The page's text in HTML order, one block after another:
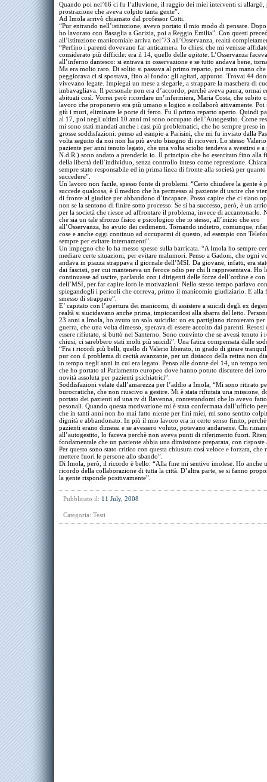
Quando poi nel’66 ci fu l’alluvione, il raggio dei miei interventi si allargò,
prostrazione che aveva colpito tanta gente”.
Ad Imola arrivò chiamato dal professor Cotti.
“Pur entrando nell’istituzione, avevo portato il mio modo di pensare.
ho lavorato con Basaglia a Gorizia, poi a Reggio Emilia”. Con questi
all’istituzione manicomiale arriva nel’73 all’Osservanza, realtà
“Perfino i parenti dovevano far anticamera. Io chiesi che mi venisse
considerato più difficile: era il 14, quello delle agitate . L’Osservanza
all’inferno dantesco: si entrava in osservazione e se tutto andava bene,
Ma era molto raro. Di solito si passava al primo reparto, poi man mano che
peggiorava ci si spostava, fino al fondo: gli agitati, appunto. Trovai 44
vivevano legate. Impiegai un mese a slegarle, a strappare la maschera di
imbavagliava. Il personale non era d’accordo, perchè aveva paura, ormai
abituati così. Vorrei però ricordare un’infermiera, Maria Costa, che subito
lavoro che proponevo era più umano e logico e collaborò attivamente. Poi
giù i muri, eliminare le porte di ferro. Fu il primo reparto aperto. Quindi
al 17, poi negli ultimi 10 anni mi sono occupato dell’Autogestito. Come
mi sono stati mandati anche i casi più problematici, che ho sempre preso
grosse soddisfazioni: penso ad esmpio a Parisini, che mi fu inviato dalla
volta seguito da noi non ha più avuto bisogno di ricoveri. Lo stesso
paziente per anni tenuto legato, che una volta sciolto tendeva a svestirsi e a
N.d.R.) sono andato a prenderlo io. Il principio che ho esercitato fino alla
della libertà dell’individuo, senza controllo inteso come repressione.
sempre stato responsabile ed in prima linea di fronte alla società per
succedere”.
Un lavoro non facile, spesso fonte di problemi. “Certo chiudere la gente è
succede qualcosa, è il medico che ha permesso al paziente di uscire che
di fronte al giudice per abbandono d’incapace. Posso capire che ci siano
non se la sentono di finire sotto processo. Se si ha successo, però, è un
per la società che riesce ad affrontare il problema, invece di accantonarlo.
che sia un tale sfrorzo fisico e psicologico che io stesso, all’inizio che ero
all’Osservanza, ho avuto dei cedimenti. Tornando indietro, comunque,
cose e anche oggi continuo ad occuparmi di questo, ad esempio con
sempre per evitare internamenti”.
Un impegno che lo ha messo spesso sulla barricata. “A Imola ho sempre
mediare certe situazioni, per evitare malumori. Penso a Gadoni, che ogni
andava in piazza strappava il giornale dell’MSI. Da giovane, infatti, era
dai fascisti, per cui manteneva un feroce odio per chi li rappresentava. Ho
continuasse ad uscire, parlando con i dirigenti delle forze dell’ordine e
dell’MSI, per far capire loro le motivazioni. Nello stesso tempo parlavo
spiegandogli i pericoli che correva, primo il manicomio giudiziario. E alla
smesso di strappare”.
E’ capitato con l’apertura dei manicomi, di assistere a suicidi degli ex
realtà si siucidavano anche prima, impiccandosi alla sbarra del letto.
23 anni a Imola, ho avuto un solo suicidio: un ex partigiano ricoverato
guerra, che una volta dimesso, sperava di essere accolto dai parenti. Resosi
essere rifiutato, si buttò nel Santerno. Sono convinto che se avessi tenuto i
chiusi, ci sarebbero stati molti più suicidi”. Una fatica compensata dalle
“Fra i ricordi più belli, quello di Valerio liberato, in grado di girare
pur con il problema di cecità avanzante, per un distacco della retina non
in tempo negli anni in cui era legato. Penso alle donne del 14, un tempo
che ho portato al Parlamento europeo dove hanno potuto discutere dei
novità assoluta per pazienti psichiatrici”.
Soddisfazioni velate dall’amarezza per l’addio a Imola, “Mi sono ritirato
burocratiche, che non riuscivo a gestire. Mi è stata rifiutata una missione,
portato dei pazienti ad una tv di Ravenna, contestandomi che lo avevo
pesonali. Quando questa motivazione mi è stata confermata dall’ufficio
che in tanti anni non ho mai fatto niente per fini miei, mi sono sentito
dignità e abbandonato. In più il mio lavoro era in certo senso finito,
pazienti erano dimessi e se avessero voluto, potevano andarsene. Chi
all’autogestito, lo faceva perchè non aveva punti di riferimento fuori.
fondamentale che un paziente abbia una dimissione preparata, con risposte
Per questo sono stato critico con questa chiusura così veloce e forzata, che
mettere fuori le persone allo sbando”.
Di Imola, però, il ricordo è bello. “Alla fine mi sentivo imolese. Ho anche
ricordo della collaborazione di tutta la città. D’altra parte, se si fanno
la gente risponde positivamente”.
Pubblicato il: 11 July, 2008
Categoria: Testi